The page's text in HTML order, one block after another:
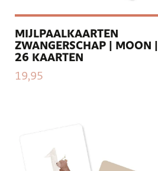
MIJLPAALKAARTEN
ZWANGERSCHAP | MOON |
26 KAARTEN
19,95